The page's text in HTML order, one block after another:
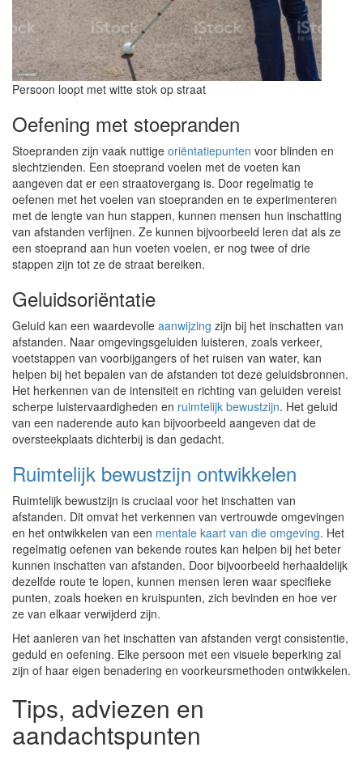
Persoon loopt met witte stok op straat
Oefening met stoepranden
Stoepranden zijn vaak nuttige oriëntatiepunten voor blinden en
slechtzienden. Een stoeprand voelen met de voeten kan
aangeven dat er een straatovergang is. Door regelmatig te
oefenen met het voelen van stoepranden en te experimenteren
met de lengte van hun stappen, kunnen mensen hun inschatting
van afstanden verfijnen. Ze kunnen bijvoorbeeld leren dat als ze
een stoeprand aan hun voeten voelen, er nog twee of drie
stappen zijn tot ze de straat bereiken.
Geluidsoriëntatie
Geluid kan een waardevolle aanwijzing zijn bij het inschatten van
afstanden. Naar omgevingsgeluiden luisteren, zoals verkeer,
voetstappen van voorbijgangers of het ruisen van water, kan
helpen bij het bepalen van de afstanden tot deze geluidsbronnen.
Het herkennen van de intensiteit en richting van geluiden vereist
scherpe luistervaardigheden en ruimtelijk bewustzijn. Het geluid
van een naderende auto kan bijvoorbeeld aangeven dat de
oversteekplaats dichterbij is dan gedacht.
Ruimtelijk bewustzijn ontwikkelen
Ruimtelijk bewustzijn is cruciaal voor het inschatten van
afstanden. Dit omvat het verkennen van vertrouwde omgevingen
en het ontwikkelen van een mentale kaart van die omgeving. Het
regelmatig oefenen van bekende routes kan helpen bij het beter
kunnen inschatten van afstanden. Door bijvoorbeeld herhaaldelijk
dezelfde route te lopen, kunnen mensen leren waar specifieke
punten, zoals hoeken en kruispunten, zich bevinden en hoe ver
ze van elkaar verwijderd zijn.
Het aanleren van het inschatten van afstanden vergt consistentie,
geduld en oefening. Elke persoon met een visuele beperking zal
zijn of haar eigen benadering en voorkeursmethoden ontwikkelen.
Tips, adviezen en
aandachtspunten